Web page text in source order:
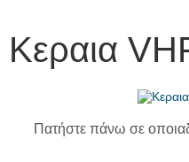
Κεραια
Πατήστε πάνω σε